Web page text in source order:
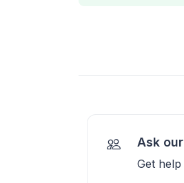
Ask
Get